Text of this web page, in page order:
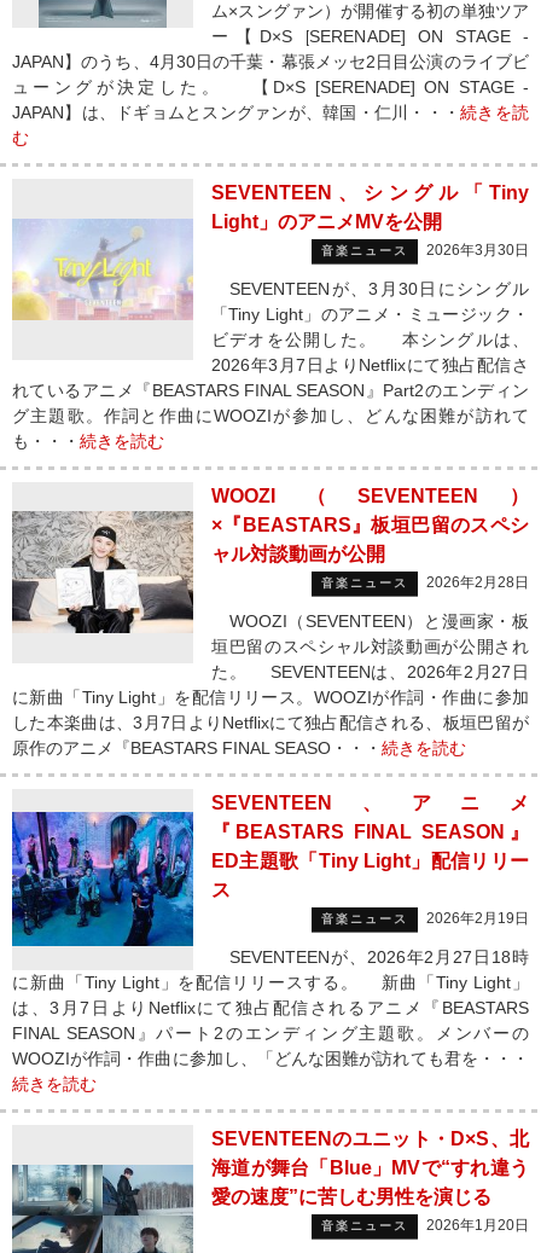
ム×スングァン）が開催する初の単独ツア
ー【D×S [SERENADE] ON STAGE -
JAPAN】のうち、4月30日の千葉・幕張メッセ2日目公演のライブビ
ューングが決定した。 【D×S [SERENADE] ON STAGE -
JAPAN】は、ドギョムとスングァンが、韓国・仁川・・・続きを読
む
SEVENTEEN、シングル「Tiny
Light」のアニメMVを公開
音楽ニュース 2026年3月30日
SEVENTEENが、3月30日にシングル
「Tiny Light」のアニメ・ミュージック・
ビデオを公開した。 本シングルは、
2026年3月7日よりNetflixにて独占配信さ
れているアニメ『BEASTARS FINAL SEASON』Part2のエンディン
グ主題歌。作詞と作曲にWOOZIが参加し、どんな困難が訪れて
も・・・ 続きを読む
WOOZI（SEVENTEEN）
×『BEASTARS』板垣巴留のスペシ
ャル対談動画が公開
音楽ニュース 2026年2月28日
WOOZI（SEVENTEEN）と漫画家・板
垣巴留のスペシャル対談動画が公開され
た。 SEVENTEENは、2026年2月27日
に新曲「Tiny Light」を配信リリース。WOOZIが作詞・作曲に参加
した本楽曲は、3月7日よりNetflixにて独占配信される、板垣巴留が
原作のアニメ『BEASTARS FINAL SEASO・・・ 続きを読む
SEVENTEEN、アニメ
『BEASTARS FINAL SEASON』
ED主題歌「Tiny Light」配信リリー
ス
音楽ニュース 2026年2月19日
SEVENTEENが、2026年2月27日18時
に新曲「Tiny Light」を配信リリースする。 新曲「Tiny Light」
は、3月7日よりNetflixにて独占配信されるアニメ『BEASTARS
FINAL SEASON』パート2のエンディング主題歌。メンバーの
WOOZIが作詞・作曲に参加し、「どんな困難が訪れても君を・・・
続きを読む
SEVENTEENのユニット・D×S、北
海道が舞台「Blue」MVで“すれ違う
愛の速度”に苦しむ男性を演じる
音楽ニュース 2026年1月20日